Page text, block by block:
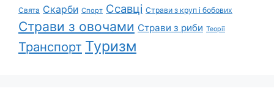
Свята Скарби Спорт Ссавці Страви з круп і бобових
Страви з овочами Страви з риби Теорії
Транспорт Туризм